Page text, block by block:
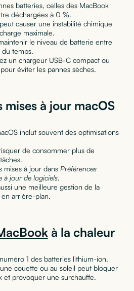
batteries, celles des MacBook
déchargées à 0 %.
causer une instabilité chimique
maximale.
le niveau de batterie entre
du temps.
un chargeur USB-C compact ou
éviter les pannes sèches.
à jour macOS
inclut souvent des optimisations
de consommer plus de
mises à jour dans Préférences
à jour de logiciels.
une meilleure gestion de la
arrière-plan.
à la chaleur
1 des batteries lithium-ion.
couette ou au soleil peut bloquer
et provoquer une surchauffe.